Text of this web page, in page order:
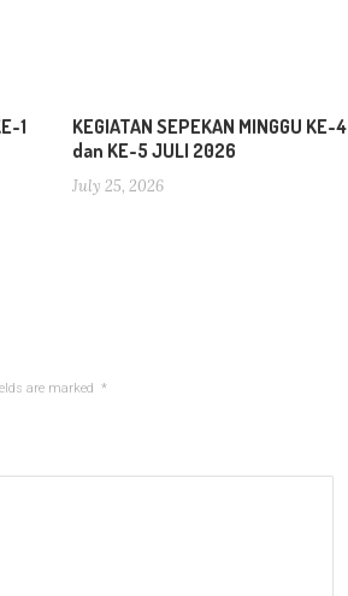
1
KEGIATAN SEPEKAN MINGGU KE-4
dan KE-5 JULI 2026
July 25, 2026
are marked *